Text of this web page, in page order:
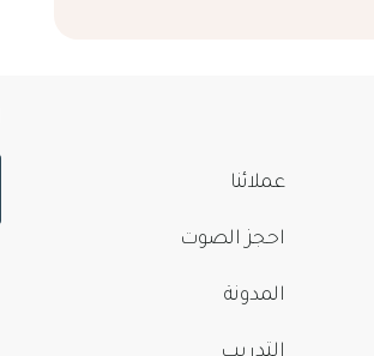
عملائنا
احجز الصوت
المدونة